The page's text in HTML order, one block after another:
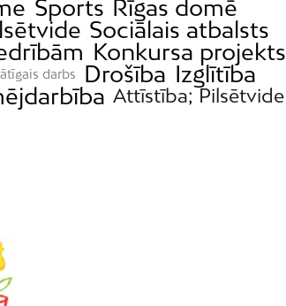
Sports Rīgas domē
Sociālais atbalsts
Konkursa projekts
darbs Drošība Izglītība
Attīstība; Pilsētvide